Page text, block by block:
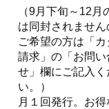
（9月下旬～12月
は同封されません
ご希望の方は「
請求」の「お問い
せ」欄にご記入く
い。）
月１回発行。お得